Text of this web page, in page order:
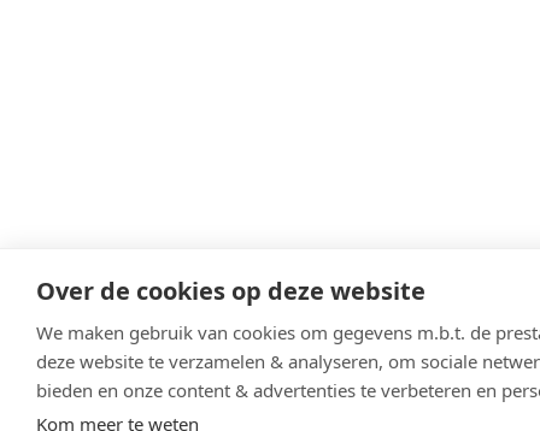
Over de cookies op deze website
We maken gebruik van cookies om gegevens m.b.t. de
deze website te verzamelen & analyseren, om sociale
bieden en onze content & advertenties te verbeteren en
Kom meer te weten